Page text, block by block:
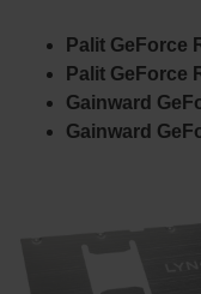
Palit GeForce
Palit GeForce
Gainward
Gainward